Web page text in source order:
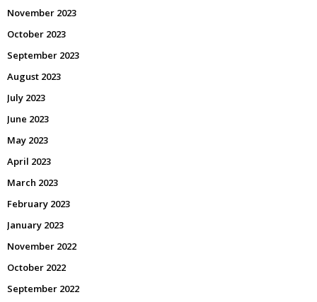
November 2023
October 2023
September 2023
August 2023
July 2023
June 2023
May 2023
April 2023
March 2023
February 2023
January 2023
November 2022
October 2022
September 2022